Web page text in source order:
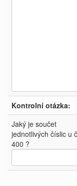
Kontrolní otázka:
Jaký je součet
jednotlivých číslic u
400 ?